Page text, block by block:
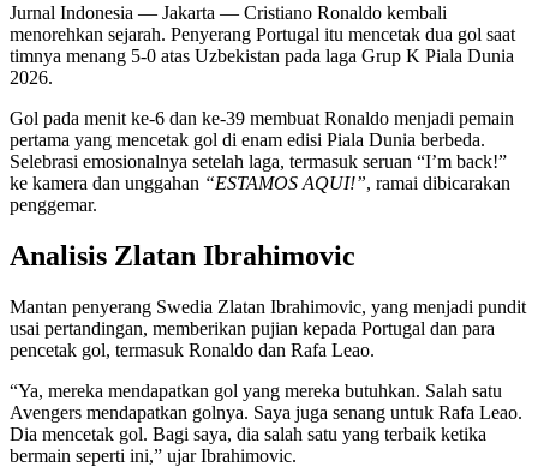
Jurnal Indonesia — Jakarta — Cristiano Ronaldo kembali
menorehkan sejarah. Penyerang Portugal itu mencetak dua gol saat
timnya menang 5-0 atas Uzbekistan pada laga Grup K Piala Dunia
2026.
Gol pada menit ke-6 dan ke-39 membuat Ronaldo menjadi pemain
pertama yang mencetak gol di enam edisi Piala Dunia berbeda.
Selebrasi emosionalnya setelah laga, termasuk seruan “I’m back!”
ke kamera dan unggahan “ESTAMOS AQUI!”, ramai dibicarakan
penggemar.
Analisis Zlatan Ibrahimovic
Mantan penyerang Swedia Zlatan Ibrahimovic, yang menjadi pundit
usai pertandingan, memberikan pujian kepada Portugal dan para
pencetak gol, termasuk Ronaldo dan Rafa Leao.
“Ya, mereka mendapatkan gol yang mereka butuhkan. Salah satu
Avengers mendapatkan golnya. Saya juga senang untuk Rafa Leao.
Dia mencetak gol. Bagi saya, dia salah satu yang terbaik ketika
bermain seperti ini,” ujar Ibrahimovic.